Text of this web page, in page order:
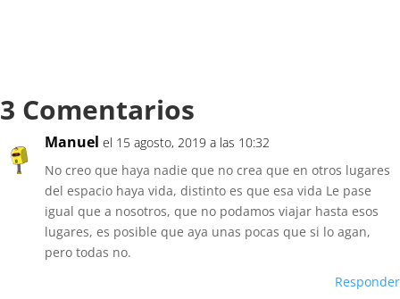
3 Comentarios
Manuel el 15 agosto, 2019 a las 10:32
No creo que haya nadie que no crea que en otros lugares
del espacio haya vida, distinto es que esa vida Le pase
igual que a nosotros, que no podamos viajar hasta esos
lugares, es posible que aya unas pocas que si lo agan,
pero todas no.
Responder